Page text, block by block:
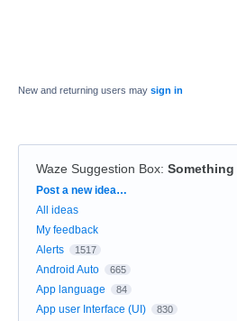
New and returning users may sign in
Waze Suggestion Box:
Categories
Post a new idea…
All ideas
My feedback
Alerts
1517
Android Auto 665
App language 84
App user Interface (UI) 830